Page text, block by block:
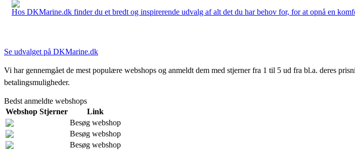
Hos DKMarine.dk finder du et bredt og inspirerende udvalg af alt det du har behov for, for at opnå en
Se udvalget på DKMarine.dk
Vi har gennemgået de mest populære webshops og anmeldt dem med stjerner fra 1 til 5 ud fra bl.a. deres
betalingsmuligheder.
Bedst anmeldte webshops
Webshop Stjerner
Link
Besøg webshop
Besøg webshop
Besøg webshop